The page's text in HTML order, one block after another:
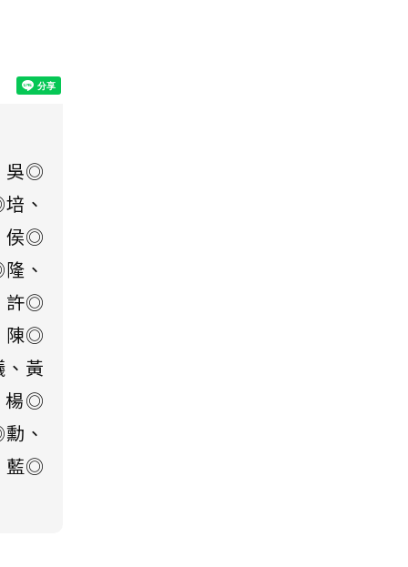
吳◎
、
侯◎
、
許◎
陳◎
黃
楊◎
、
藍◎